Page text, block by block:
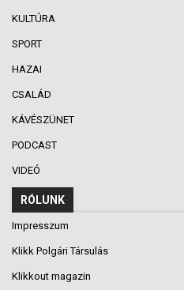
KULTÚRA
SPORT
HAZAI
CSALÁD
KÁVÉSZÜNET
PODCAST
VIDEÓ
RÓLUNK
Impresszum
Klikk Polgári Társulás
Klikkout magazin